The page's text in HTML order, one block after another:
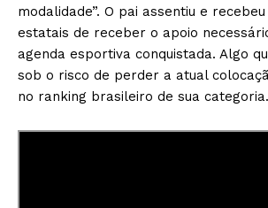
modalidade”. O pai assentiu e
estatais de receber o apoio
agenda esportiva conquistada. Algo
sob o risco de perder a atual
no ranking brasileiro de sua categoria.